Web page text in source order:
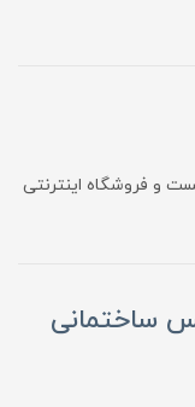
و فروشگاه اینترنتی
ساختمانی